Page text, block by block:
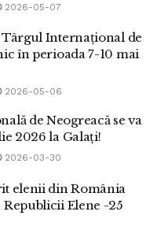
2026-05-07
Târgul Internațional de
în perioada 7-10 mai
2026-05-06
de Neogreacă se va
2026 la Galați!
2026-03-30
elenii din România
Elene -25